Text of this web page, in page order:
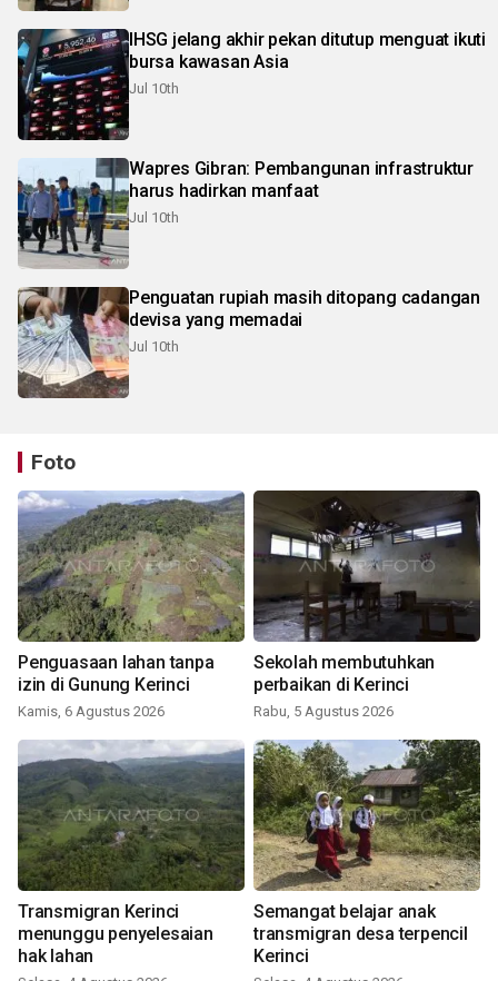
IHSG jelang akhir pekan ditutup menguat ikuti
bursa kawasan Asia
Jul 10th
Wapres Gibran: Pembangunan infrastruktur
harus hadirkan manfaat
Jul 10th
Penguatan rupiah masih ditopang cadangan
devisa yang memadai
Jul 10th
Foto
Penguasaan lahan tanpa
izin di Gunung Kerinci
Kamis, 6 Agustus 2026
Sekolah membutuhkan
perbaikan di Kerinci
Rabu, 5 Agustus 2026
Transmigran Kerinci
menunggu penyelesaian
hak lahan
Semangat belajar anak
transmigran desa terpencil
Kerinci